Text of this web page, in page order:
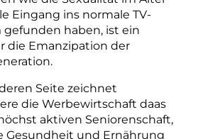
Eingang ins normale TV-
gefunden haben, ist ein
die Emanzipation der
Seite zeichnet
die Werbewirtschaft daas
aktiven Seniorenschaft,
Gesundheit und Ernährung